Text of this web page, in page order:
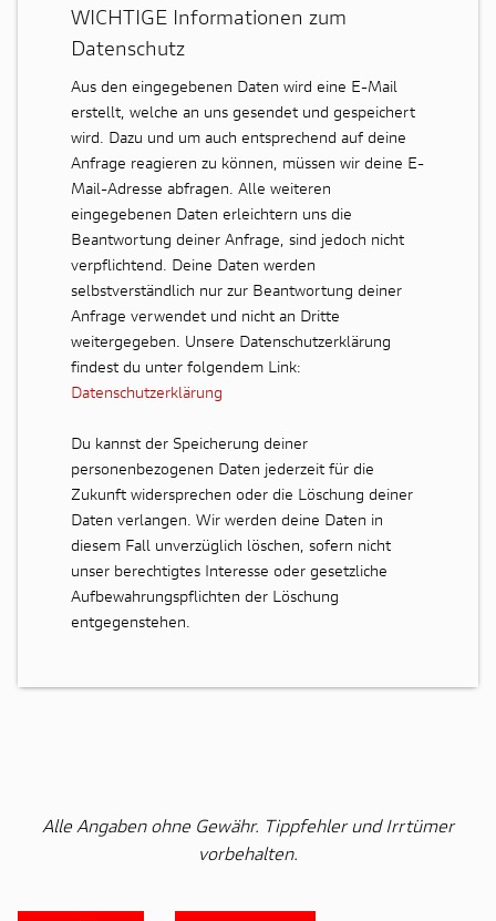
WICHTIGE Informationen zum
Datenschutz
Aus den eingegebenen Daten wird eine E-Mail
erstellt, welche an uns gesendet und gespeichert
wird. Dazu und um auch entsprechend auf deine
Anfrage reagieren zu können, müssen wir deine E-
Mail-Adresse abfragen. Alle weiteren
eingegebenen Daten erleichtern uns die
Beantwortung deiner Anfrage, sind jedoch nicht
verpflichtend. Deine Daten werden
selbstverständlich nur zur Beantwortung deiner
Anfrage verwendet und nicht an Dritte
weitergegeben. Unsere Datenschutzerklärung
findest du unter folgendem Link:
Datenschutzerklärung
Du kannst der Speicherung deiner
personenbezogenen Daten jederzeit für die
Zukunft widersprechen oder die Löschung deiner
Daten verlangen. Wir werden deine Daten in
diesem Fall unverzüglich löschen, sofern nicht
unser berechtigtes Interesse oder gesetzliche
Aufbewahrungspflichten der Löschung
entgegenstehen.
Alle Angaben ohne Gewähr. Tippfehler und Irrtümer
vorbehalten.